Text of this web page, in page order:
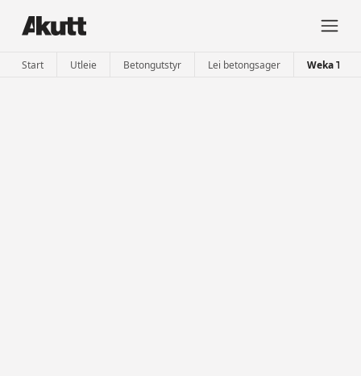
Start Utleie Betongutstyr Lei betongsager Weka TR40